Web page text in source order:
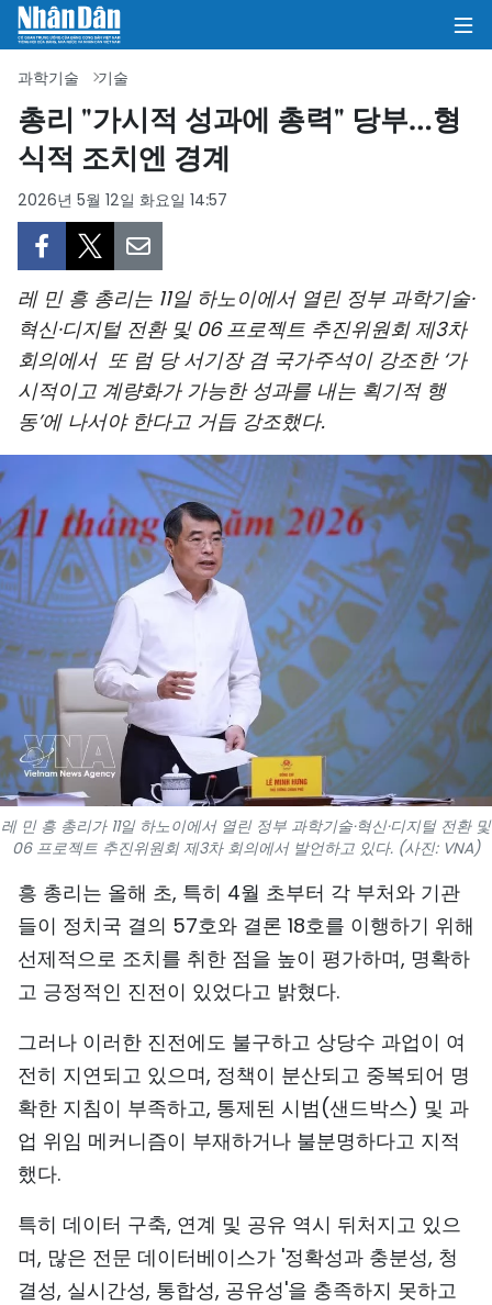
집
정치
비즈니스
사회
환경
문화
스포츠
과학기술
세계
사진
비디오
인포그래픽
메가스토리
회사 소개
ENGLISH
中文
РУССКИЙ
ESPAÑOL
과학기술 기술
총리 "가시적 성과에 총력" 당부…형
식적 조치엔 경계
2026년 5월 12일 화요일 14:57
레 민 흥 총리는 11일 하노이에서 열린 정부 과학기술·
혁신·디지털 전환 및 06 프로젝트 추진위원회 제3차
회의에서 또 럼 당 서기장 겸 국가주석이 강조한 ‘가
시적이고 계량화가 가능한 성과를 내는 획기적 행
동’에 나서야 한다고 거듭 강조했다.
레 민 흥 총리가 11일 하노이에서 열린 정부 과학기술·혁신·디지털 전환 및
06 프로젝트 추진위원회 제3차 회의에서 발언하고 있다. (사진: VNA)
흥 총리는 올해 초, 특히 4월 초부터 각 부처와 기관
들이 정치국 결의 57호와 결론 18호를 이행하기 위해
선제적으로 조치를 취한 점을 높이 평가하며, 명확하
고 긍정적인 진전이 있었다고 밝혔다.
그러나 이러한 진전에도 불구하고 상당수 과업이 여
전히 지연되고 있으며, 정책이 분산되고 중복되어 명
확한 지침이 부족하고, 통제된 시범(샌드박스) 및 과
업 위임 메커니즘이 부재하거나 불분명하다고 지적
했다.
특히 데이터 구축, 연계 및 공유 역시 뒤처지고 있으
며, 많은 전문 데이터베이스가 '정확성과 충분성, 청
결성, 실시간성, 통합성, 공유성'을 충족하지 못하고